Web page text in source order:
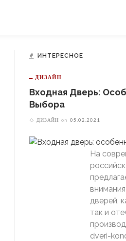
ИНТЕРЕСНОЕ
ДИЗАЙН
Входная Дверь:
Выбора
ДИЗАЙН on 05.02.2021
На
дверей,
так и
dveri-